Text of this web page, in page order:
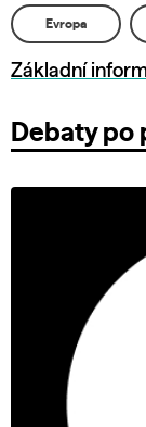
Evropa
Základní
Debaty po